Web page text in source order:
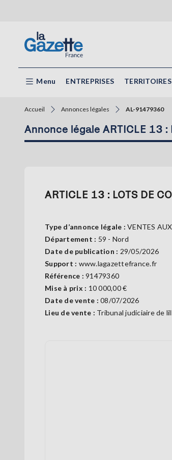
Menu ENTREPRISES TERRITOIRES
Accueil Annonces légales AL-91479360
Annonce légale ARTICLE 13 :
ARTICLE 13 : LOTS DE
Type d’annonce légale : VENTES
Département : 59 - Nord
Date de publication : 29/05/2026
Support : www.lagazettefrance.fr
Référence : 91479360
Mise à prix : 10 000,00 €
Date de vente : 08/07/2026
Lieu de vente : Tribunal judiciaire de